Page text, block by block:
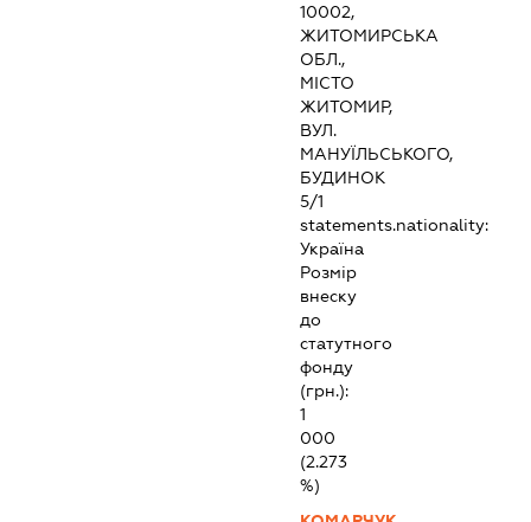
10002,
ЖИТОМИРСЬКА
ОБЛ.,
МІСТО
ЖИТОМИР,
ВУЛ.
МАНУЇЛЬСЬКОГО,
БУДИНОК
5/1
statements.nationality:
Україна
Розмір
внеску
до
статутного
фонду
(грн.):
1
000
(2.273
%)